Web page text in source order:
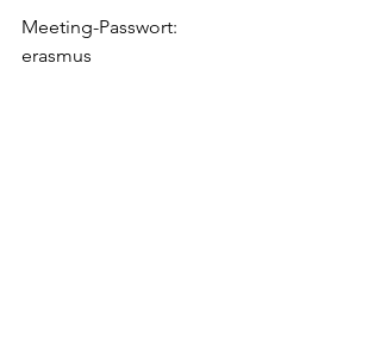
Meeting-Passwort:
erasmus